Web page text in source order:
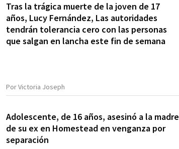
Tras la trágica muerte de la joven de 17
años, Lucy Fernández, Las autoridades
tendrán tolerancia cero con las personas
que salgan en lancha este fin de semana
Por Victoria Joseph
Adolescente, de 16 años, asesinó a la madre
de su ex en Homestead en venganza por
separación